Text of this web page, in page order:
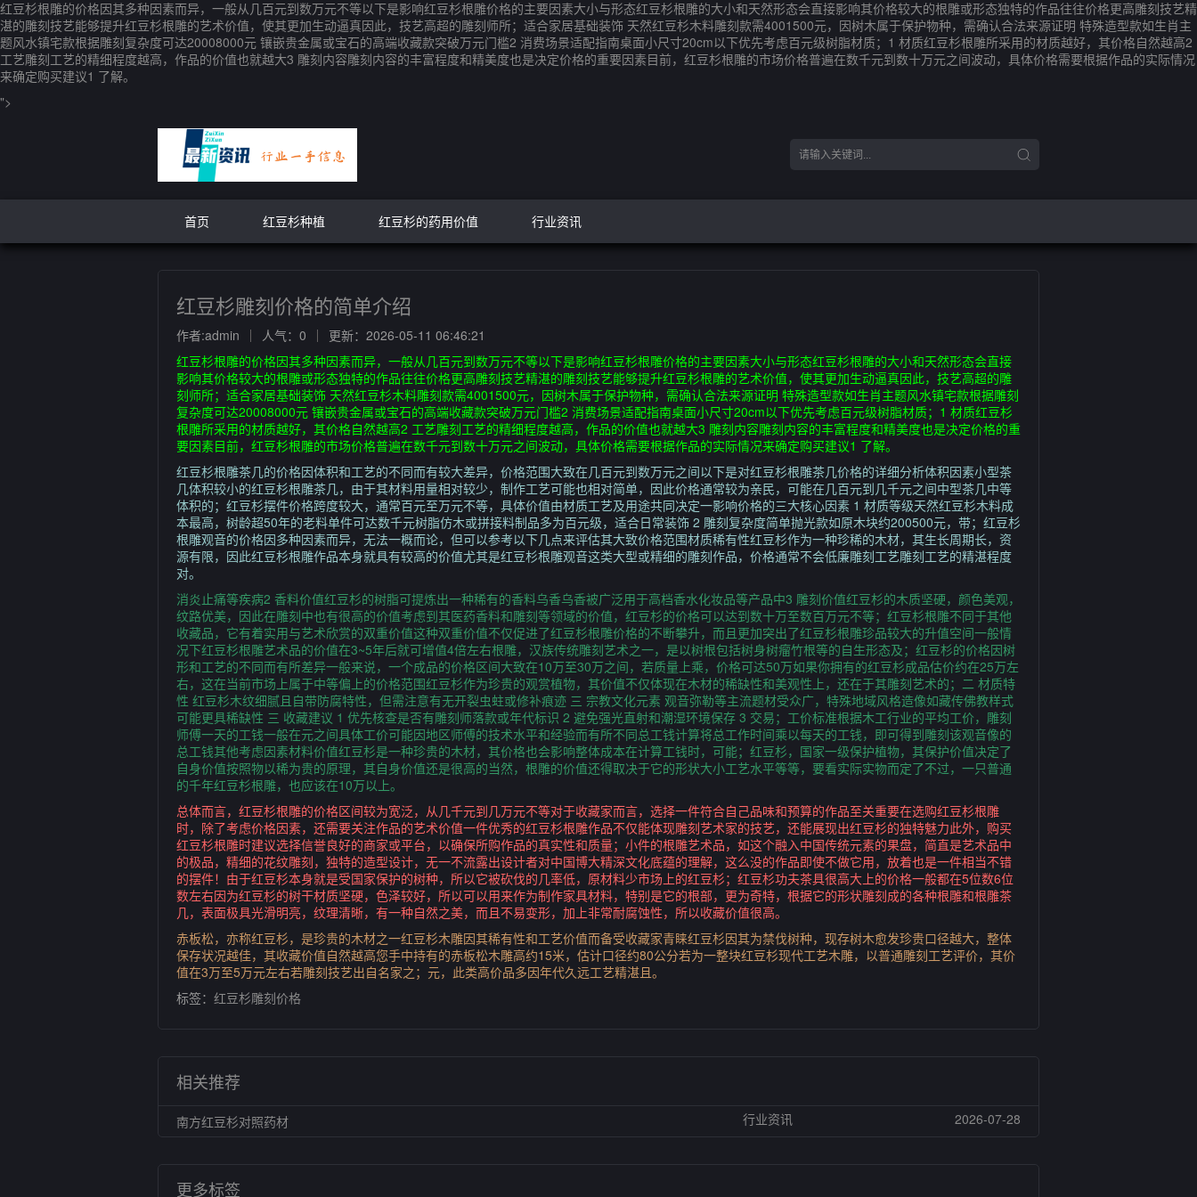
红豆杉根雕的价格因其多种因素而异，一般从几百元到数万元不等以下是影响红豆杉根雕价格的主要因素大小与形态红豆杉根雕的大小和天然形态会直接影响其价格较大的根雕或形态独特的作品往往价格更高雕刻技艺精
湛的雕刻技艺能够提升红豆杉根雕的艺术价值，使其更加生动逼真因此，技艺高超的雕刻师所；适合家居基础装饰 天然红豆杉木料雕刻款需4001500元，因树木属于保护物种，需确认合法来源证明 特殊造型款如生肖主
题风水镇宅款根据雕刻复杂度可达20008000元 镶嵌贵金属或宝石的高端收藏款突破万元门槛2 消费场景适配指南桌面小尺寸20cm以下优先考虑百元级树脂材质；1 材质红豆杉根雕所采用的材质越好，其价格自然越高2
工艺雕刻工艺的精细程度越高，作品的价值也就越大3 雕刻内容雕刻内容的丰富程度和精美度也是决定价格的重要因素目前，红豆杉根雕的市场价格普遍在数千元到数十万元之间波动，具体价格需要根据作品的实际情况
来确定购买建议1 了解。
">
首页 红豆杉种植 红豆杉的药用价值 行业资讯
红豆杉雕刻价格的简单介绍
作者:admin 人气：0
更新：2026-05-11 06:46:21
红豆杉根雕的价格因其多种因素而异，一般从几百元到数万元不等以下是影响红豆杉根雕价格的主要因素大小与形态红豆杉根雕的大小和天然形态会直接
影响其价格较大的根雕或形态独特的作品往往价格更高雕刻技艺精湛的雕刻技艺能够提升红豆杉根雕的艺术价值，使其更加生动逼真因此，技艺高超的雕
刻师所；适合家居基础装饰 天然红豆杉木料雕刻款需4001500元，因树木属于保护物种，需确认合法来源证明 特殊造型款如生肖主题风水镇宅款根据雕刻
复杂度可达20008000元 镶嵌贵金属或宝石的高端收藏款突破万元门槛2 消费场景适配指南桌面小尺寸20cm以下优先考虑百元级树脂材质；1 材质红豆杉
根雕所采用的材质越好，其价格自然越高2 工艺雕刻工艺的精细程度越高，作品的价值也就越大3 雕刻内容雕刻内容的丰富程度和精美度也是决定价格的重
要因素目前，红豆杉根雕的市场价格普遍在数千元到数十万元之间波动，具体价格需要根据作品的实际情况来确定购买建议1 了解。
红豆杉根雕茶几的价格因体积和工艺的不同而有较大差异，价格范围大致在几百元到数万元之间以下是对红豆杉根雕茶几价格的详细分析体积因素小型茶
几体积较小的红豆杉根雕茶几，由于其材料用量相对较少，制作工艺可能也相对简单，因此价格通常较为亲民，可能在几百元到几千元之间中型茶几中等
体积的；红豆杉摆件价格跨度较大，通常百元至万元不等，具体价值由材质工艺及用途共同决定一影响价格的三大核心因素 1 材质等级天然红豆杉木料成
本最高，树龄超50年的老料单件可达数千元树脂仿木或拼接料制品多为百元级，适合日常装饰 2 雕刻复杂度简单抛光款如原木块约200500元，带；红豆杉
根雕观音的价格因多种因素而异，无法一概而论，但可以参考以下几点来评估其大致价格范围材质稀有性红豆杉作为一种珍稀的木材，其生长周期长，资
源有限，因此红豆杉根雕作品本身就具有较高的价值尤其是红豆杉根雕观音这类大型或精细的雕刻作品，价格通常不会低廉雕刻工艺雕刻工艺的精湛程度
对。
消炎止痛等疾病2 香料价值红豆杉的树脂可提炼出一种稀有的香料乌香乌香被广泛用于高档香水化妆品等产品中3 雕刻价值红豆杉的木质坚硬，颜色美观，
纹路优美，因此在雕刻中也有很高的价值考虑到其医药香料和雕刻等领域的价值，红豆杉的价格可以达到数十万至数百万元不等；红豆杉根雕不同于其他
收藏品，它有着实用与艺术欣赏的双重价值这种双重价值不仅促进了红豆杉根雕价格的不断攀升，而且更加突出了红豆杉根雕珍品较大的升值空间一般情
况下红豆杉根雕艺术品的价值在3~5年后就可增值4倍左右根雕，汉族传统雕刻艺术之一，是以树根包括树身树瘤竹根等的自生形态及；红豆杉的价格因树
形和工艺的不同而有所差异一般来说，一个成品的价格区间大致在10万至30万之间，若质量上乘，价格可达50万如果你拥有的红豆杉成品估价约在25万左
右，这在当前市场上属于中等偏上的价格范围红豆杉作为珍贵的观赏植物，其价值不仅体现在木材的稀缺性和美观性上，还在于其雕刻艺术的；二 材质特
性 红豆杉木纹细腻且自带防腐特性，但需注意有无开裂虫蛀或修补痕迹 三 宗教文化元素 观音弥勒等主流题材受众广，特殊地域风格造像如藏传佛教样式
可能更具稀缺性 三 收藏建议 1 优先核查是否有雕刻师落款或年代标识 2 避免强光直射和潮湿环境保存 3 交易；工价标准根据木工行业的平均工价，雕刻
师傅一天的工钱一般在元之间具体工价可能因地区师傅的技术水平和经验而有所不同总工钱计算将总工作时间乘以每天的工钱，即可得到雕刻该观音像的
总工钱其他考虑因素材料价值红豆杉是一种珍贵的木材，其价格也会影响整体成本在计算工钱时，可能；红豆杉，国家一级保护植物，其保护价值决定了
自身价值按照物以稀为贵的原理，其自身价值还是很高的当然，根雕的价值还得取决于它的形状大小工艺水平等等，要看实际实物而定了不过，一只普通
的千年红豆杉根雕，也应该在10万以上。
总体而言，红豆杉根雕的价格区间较为宽泛，从几千元到几万元不等对于收藏家而言，选择一件符合自己品味和预算的作品至关重要在选购红豆杉根雕
时，除了考虑价格因素，还需要关注作品的艺术价值一件优秀的红豆杉根雕作品不仅能体现雕刻艺术家的技艺，还能展现出红豆杉的独特魅力此外，购买
红豆杉根雕时建议选择信誉良好的商家或平台，以确保所购作品的真实性和质量；小件的根雕艺术品，如这个融入中国传统元素的果盘，简直是艺术品中
的极品，精细的花纹雕刻，独特的造型设计，无一不流露出设计者对中国博大精深文化底蕴的理解，这么没的作品即使不做它用，放着也是一件相当不错
的摆件！由于红豆杉本身就是受国家保护的树种，所以它被砍伐的几率低，原材料少市场上的红豆杉；红豆杉功夫茶具很高大上的价格一般都在5位数6位
数左右因为红豆杉的树干材质坚硬，色泽较好，所以可以用来作为制作家具材料，特别是它的根部，更为奇特，根据它的形状雕刻成的各种根雕和根雕茶
几，表面极具光滑明亮，纹理清晰，有一种自然之美，而且不易变形，加上非常耐腐蚀性，所以收藏价值很高。
赤板松，亦称红豆杉，是珍贵的木材之一红豆杉木雕因其稀有性和工艺价值而备受收藏家青睐红豆杉因其为禁伐树种，现存树木愈发珍贵口径越大，整体
保存状况越佳，其收藏价值自然越高您手中持有的赤板松木雕高约15米，估计口径约80公分若为一整块红豆杉现代工艺木雕，以普通雕刻工艺评价，其价
值在3万至5万元左右若雕刻技艺出自名家之；元，此类高价品多因年代久远工艺精湛且。
标签： 红豆杉雕刻价格
相关推荐
南方红豆杉对照药材 行业资讯 2026-07-28
更多标签